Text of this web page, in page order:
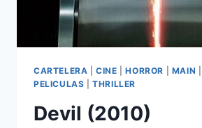
CARTELERA |CINE |HORROR MAIN
PELICULAS |THRILLER
Devil (2010)